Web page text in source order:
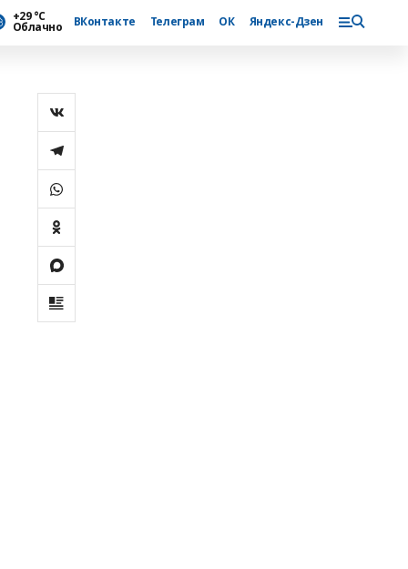
+29 °С
Облачно ВКонтакте Телеграм ОК Яндекс-Дзен